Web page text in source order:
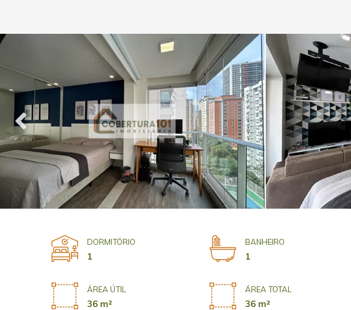
DORMITÓRIO
1
BANHEIRO
1
ÁREA ÚTIL
36 m²
ÁREA TOTAL
36 m²